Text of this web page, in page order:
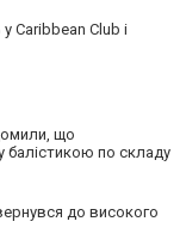
Caribbean Club і
що
балістикою по складу
до високого